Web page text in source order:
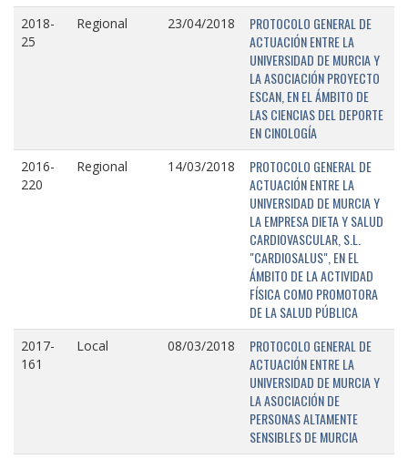
2018-
25
Regional 23/04/2018
PROTOCOLO GENERAL DE
ACTUACIÓN ENTRE LA
UNIVERSIDAD DE MURCIA Y
LA ASOCIACIÓN PROYECTO
ESCAN, EN EL ÁMBITO DE
LAS CIENCIAS DEL DEPORTE
EN CINOLOGÍA
2016-
220
Regional 14/03/2018
PROTOCOLO GENERAL DE
ACTUACIÓN ENTRE LA
UNIVERSIDAD DE MURCIA Y
LA EMPRESA DIETA Y SALUD
CARDIOVASCULAR, S.L.
"CARDIOSALUS", EN EL
ÁMBITO DE LA ACTIVIDAD
FÍSICA COMO PROMOTORA
DE LA SALUD PÚBLICA
2017-
161
Local 08/03/2018
PROTOCOLO GENERAL DE
ACTUACIÓN ENTRE LA
UNIVERSIDAD DE MURCIA Y
LA ASOCIACIÓN DE
PERSONAS ALTAMENTE
SENSIBLES DE MURCIA